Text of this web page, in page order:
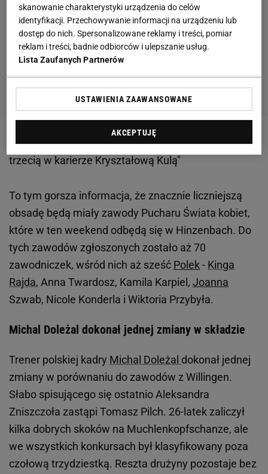
Zobacz wideo"Kamil Stoch ruszył w pogoń za
trzecią w karierze Kryształową Kulą"
To tym gorsza informacja, że znacznie liczniejszą
obsadę będą miały zawody Pucharu Świata kobiet,
które w ten weekend odbędą się w Hinzenbach. Do
tych zawodów zgłoszonych zostało aż 70
zawodniczek, wśród nich aż sześć Polek- Kinga
Rajda, Anna Twardosz, Kamila Karpiel, Joanna
Szwab, Nicole Konderla i Wiktoria Przybyła.
Michal Doleżal dokonał jednej zmiany w składzie
Trener polskiej kadry Michal Doleżal dokonał jednej
zmiany w porównaniu do zawodów z Willingen.
Słabo spisującego się ostatnio Aleksandra
Zniszczoła zastąpi Tomasz Pilch. 26-latek zaliczył
kilka dobrych skoków na Muchlenkopfschanze, ale
we wszystkich konkursach był klasyfikowany poza
czołową trzydziestką. Reszta drużyny pozostaje bez
skanowanie charakterystyki urządzenia do celów
identyfikacji. Przechowywanie informacji na urządzeniu lub
dostęp do nich. Spersonalizowane reklamy i treści, pomiar
reklam i treści, badnie odbiorców i ulepszanie usług.
Lista Zaufanych Partnerów
USTAWIENIA ZAAWANSOWANE
AKCEPTUJĘ